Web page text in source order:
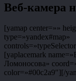
Веб-камера
[yamap center=»»
type=»yandex#map»
[yaplacemark
Ломоносова»
color=»#00c2a9″][/